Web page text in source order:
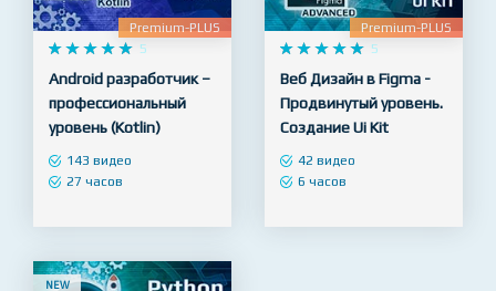
NEW
Premium-PLUS
    
     5
Android разработчик –
профессиональный
уровень (Kotlin)
NEW
Premium-PLUS
    
     5
Веб Дизайн в Figma -
Продвинутый уровень.
Создание Ui Kit